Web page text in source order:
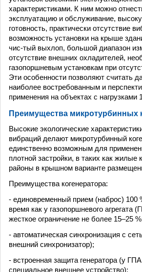
характеристиками. К ним можно
эксплуатацию и обслуживание,
готовность, практически отсутствие
возможность установки на крыше
чис-тый выхлоп, большой диапазон
отсутствие внешних охладителей,
газопоршневым установкам при
Эти особенности позволяют считать
наиболее востребованным и
применения на объектах с нагрузками
Преимущества микротурбинных
Высокие экологические
вибраций делают микротурбинный
единственно возможным для
плотной застройки, в таких как
районы в крышном варианте
Преимущества когенератора:
- единовременный прием (наброс) 100
время как у газопоршневого агрегата
жесткое ограничение не более 15–25
- автоматическая синхронизация с
внешний синхронизатор);
- встроенная защита генератора (у
специальное внешнее устройство);